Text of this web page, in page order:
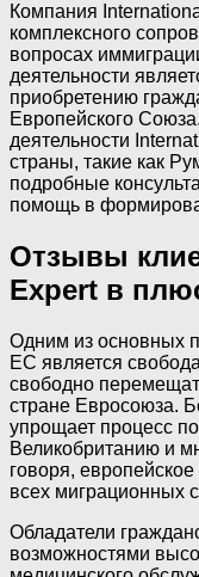
Компания
комплексного
вопросах
деятельности
приобретению
Европейского
деятельности
страны, такие как
подробные
помощь в
Отзывы
Expert в
Одним из основных
ЕС является
свободно
стране Евросоюза.
упрощает процесс
Великобританию и
говоря,
всех миграционных
Обладатели
возможностями